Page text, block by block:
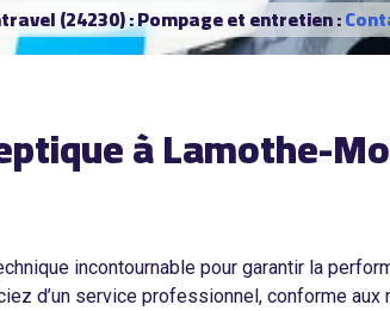
(24230) : Pompage et entretien :
à Lamothe-
incontournable pour garantir la
d’un service professionnel, conforme